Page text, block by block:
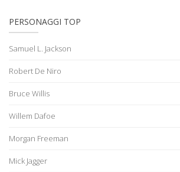
PERSONAGGI TOP
Samuel L. Jackson
Robert De Niro
Bruce Willis
Willem Dafoe
Morgan Freeman
Mick Jagger